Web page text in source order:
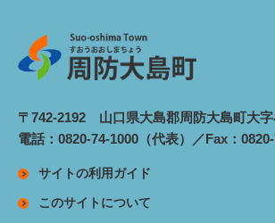
〒742-2192 山口県大島郡周防大島町大字
電話：0820-74-1000（代表）／Fax：
サイトの利用ガイド
このサイトについて